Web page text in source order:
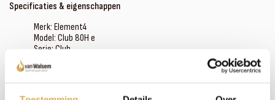
Specificaties & eigenschappen
Merk: Element4
Model: Club 80H e
Serie: Club
Vuurzicht: front/tweezijdig/driezijdig
Type kachel: inbouw